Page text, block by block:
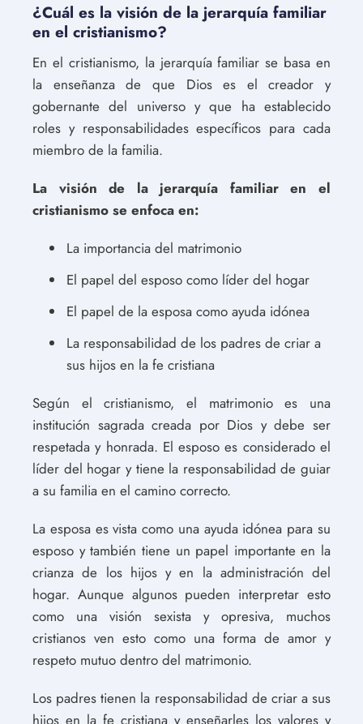
¿Cuál es la visión de la jerarquía familiar
en el cristianismo?
En el cristianismo, la jerarquía familiar se basa en
la enseñanza de que Dios es el creador y
gobernante del universo y que ha establecido
roles y responsabilidades específicos para cada
miembro de la familia.
La visión de la jerarquía familiar en el
cristianismo se enfoca en:
La importancia del matrimonio
El papel del esposo como líder del hogar
El papel de la esposa como ayuda idónea
La responsabilidad de los padres de criar a
sus hijos en la fe cristiana
Según el cristianismo, el matrimonio es una
institución sagrada creada por Dios y debe ser
respetada y honrada. El esposo es considerado el
líder del hogar y tiene la responsabilidad de guiar
a su familia en el camino correcto.
La esposa es vista como una ayuda idónea para su
esposo y también tiene un papel importante en la
crianza de los hijos y en la administración del
hogar. Aunque algunos pueden interpretar esto
como una visión sexista y opresiva, muchos
cristianos ven esto como una forma de amor y
respeto mutuo dentro del matrimonio.
Los padres tienen la responsabilidad de criar a sus
hijos en la fe cristiana y enseñarles los valores y